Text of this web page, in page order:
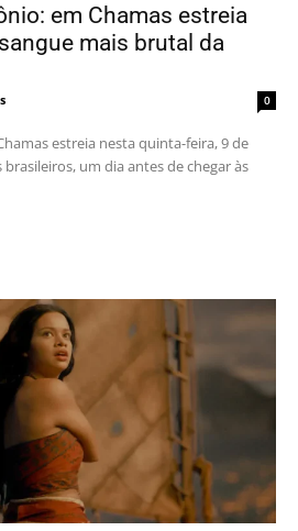
em Chamas estreia
mais brutal da
0
estreia nesta quinta-feira, 9 de
um dia antes de chegar às